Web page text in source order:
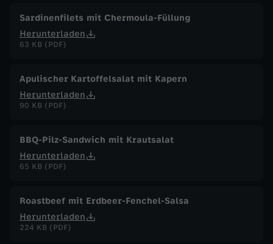
Sardinenfilets mit Chermoula-Füllung
Herunterladen
63 KB (PDF)
Apulischer Kartoffelsalat mit Kapern
Herunterladen
90 KB (PDF)
BBQ-Pilz-Sandwich mit Krautsalat
Herunterladen
65 KB (PDF)
Roastbeef mit Erdbeer-Fenchel-Salsa
Herunterladen
224 KB (PDF)